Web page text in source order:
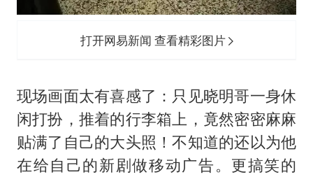
打开网易新闻 查看精彩图片
现场画面太有喜感了：只见晓明哥一身休
闲打扮，推着的行李箱上，竟然密密麻麻
贴满了自己的大头照！不知道的还以为他
在给自己的新剧做移动广告。更搞笑的